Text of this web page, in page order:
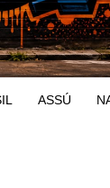
ASSÚ